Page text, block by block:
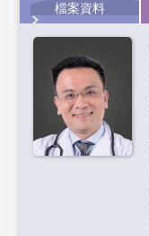
檔案資料